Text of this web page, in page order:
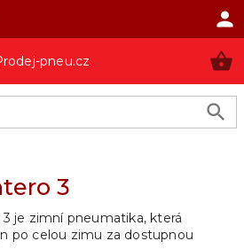
pneu.cz
3
je zimní pneumatika, která
po celou zimu za dostupnou